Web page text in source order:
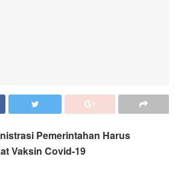
Pemerintahan Harus
Vaksin Covid-19